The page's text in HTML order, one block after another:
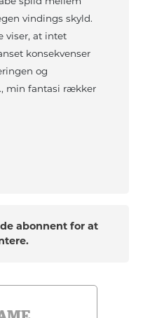
vindings skyld.
viser, at intet
konsekvenser
og
min fantasi rækker
abonnent for at